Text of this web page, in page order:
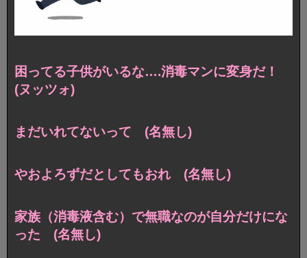
困ってる子供がいるな….消毒マンに変身だ！
(ヌッツォ)
まだいれてないって (名無し)
やおよろずだとしてもおれ (名無し)
家族（消毒液含む）で無職なのが自分だけにな
った (名無し)